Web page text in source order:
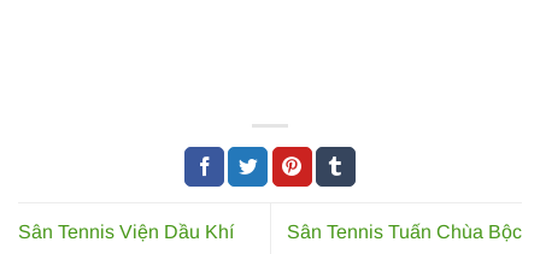
Sân Tennis Viện Dầu Khí Sân Tennis Tuấn Chùa Bộc